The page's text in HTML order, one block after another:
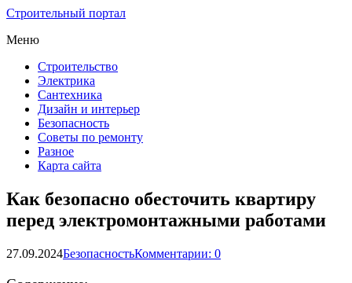
Строительный портал
Меню
Строительство
Электрика
Сантехника
Дизайн и интерьер
Безопасность
Советы по ремонту
Разное
Карта сайта
Как безопасно обесточить квартиру
перед электромонтажными работами
27.09.2024БезопасностьКомментарии: 0